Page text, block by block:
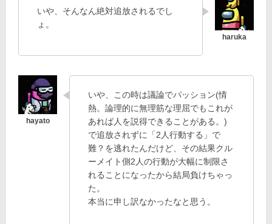
いや、そんなん絶対追放されるでし
ょ。
いや、この時は議論でパッション(情
熱。論理的に無理筋な理屈でもこれが
あれば人を説得できることがある。)
で追放されずに「2人行動する」で
難？を逃れたんだけど、その結果クル
ーメイト側2人の行動が大幅に制限さ
れることになったから結局負けちゃっ
た。
本当に申し訳なかったなと思う。